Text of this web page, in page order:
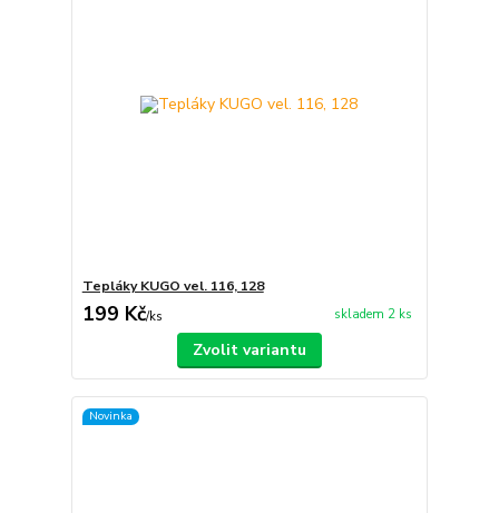
Tepláky KUGO vel. 116, 128
199 Kč/ks skladem 2 ks
Zvolit variantu
Novinka